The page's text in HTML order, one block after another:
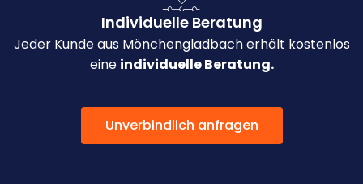
Individuelle Beratung
Jeder Kunde aus Mönchengladbach erhält kostenlos
eine individuelle Beratung.
Unverbindlich anfragen